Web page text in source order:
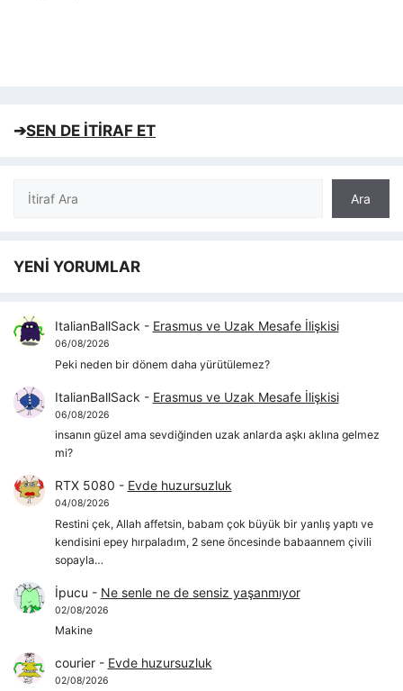
➔SEN DE İTİRAF ET
Ara
Ara
YENİ YORUMLAR
ItalianBallSack - Erasmus ve Uzak Mesafe İlişkisi
06/08/2026
Peki neden bir dönem daha yürütülemez?
ItalianBallSack - Erasmus ve Uzak Mesafe İlişkisi
06/08/2026
insanın güzel ama sevdiğinden uzak anlarda aşkı aklına gelmez
mi?
RTX 5080 - Evde huzursuzluk
04/08/2026
Restini çek, Allah affetsin, babam çok büyük bir yanlış yaptı ve
kendisini epey hırpaladım, 2 sene öncesinde babaannem çivili
sopayla…
İpucu - Ne senle ne de sensiz yaşanmıyor
02/08/2026
Makine
courier- Evde huzursuzluk
02/08/2026